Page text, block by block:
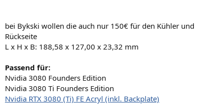
bei Bykski wollen die auch nur 150€ für den Kühler und
Rückseite
L x H x B: 188,58 x 127,00 x 23,32 mm
Passend für:
Nvidia 3080 Founders Edition
Nvidia 3080 Ti Founders Edition
Nvidia RTX 3080 (Ti) FE Acryl (inkl. Backplate)